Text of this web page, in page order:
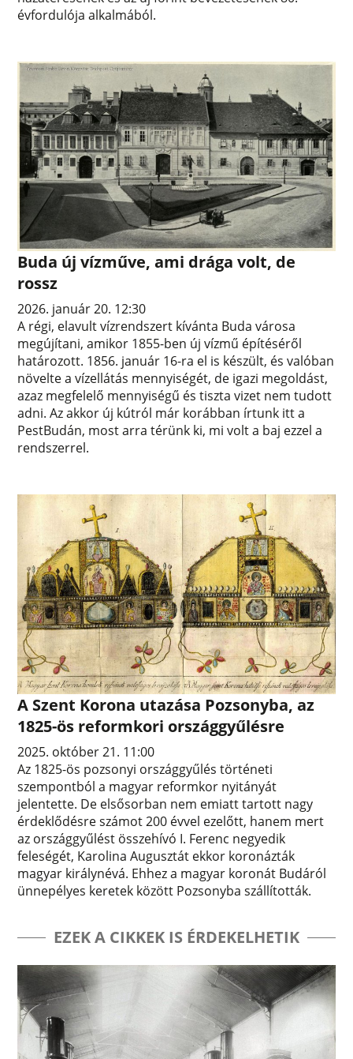
évfordulója alkalmából.
Buda új vízműve, ami drága volt, de
rossz
2026. január 20. 12:30
A régi, elavult vízrendszert kívánta Buda városa
megújítani, amikor 1855-ben új vízmű építéséről
határozott. 1856. január 16-ra el is készült, és valóban
növelte a vízellátás mennyiségét, de igazi megoldást,
azaz megfelelő mennyiségű és tiszta vizet nem tudott
adni. Az akkor új kútról már korábban írtunk itt a
PestBudán, most arra térünk ki, mi volt a baj ezzel a
rendszerrel.
A Szent Korona utazása Pozsonyba, az
1825-ös reformkori országgyűlésre
2025. október 21. 11:00
Az 1825-ös pozsonyi országgyűlés történeti
szempontból a magyar reformkor nyitányát
jelentette. De elsősorban nem emiatt tartott nagy
érdeklődésre számot 200 évvel ezelőtt, hanem mert
az országgyűlést összehívó I. Ferenc negyedik
feleségét, Karolina Augusztát ekkor koronázták
magyar királynévá. Ehhez a magyar koronát Budáról
ünnepélyes keretek között Pozsonyba szállították.
EZEK A CIKKEK IS ÉRDEKELHETIK